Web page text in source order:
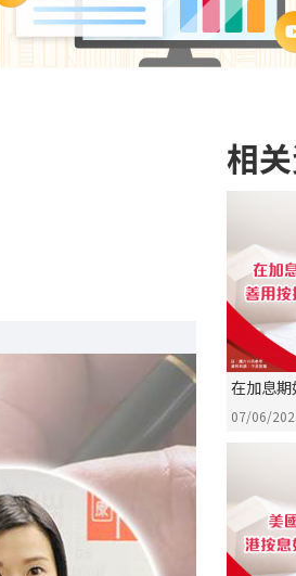
相
在加息
07/06/